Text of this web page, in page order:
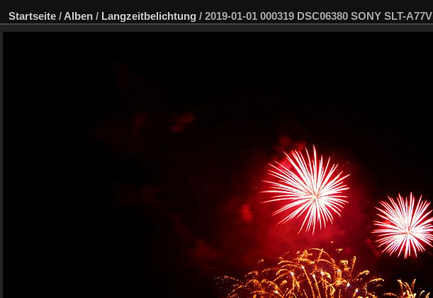
Startseite / Alben / Langzeitbelichtung / 2019-01-01 000319 DSC06380 SONY SLT-A77V